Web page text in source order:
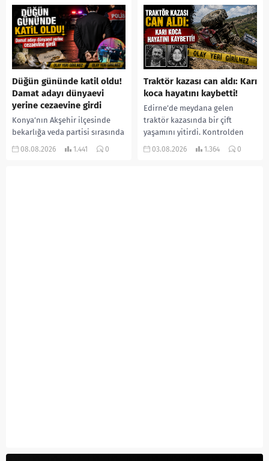
kadın kıyafetleri giydirdiği,
özür videosu çektirip...
salgında vaka sayısının 20 bini
aştığı belirtilirken, sağlık...
Düğün gününde katil oldu!
Damat adayı dünyaevi
yerine cezaevine girdi
Konya’nın Akşehir ilçesinde
bekarlığa veda partisi sırasında
çıkan kavgada bir kişi hayatını
08.08.2026 1.441 0
Traktör kazası can aldı: Karı
koca hayatını kaybetti!
Edirne’de meydana gelen
traktör kazasında bir çift
yaşamını yitirdi. Kontrolden
çıkarak devrilen traktörün
03.08.2026 1.364 0